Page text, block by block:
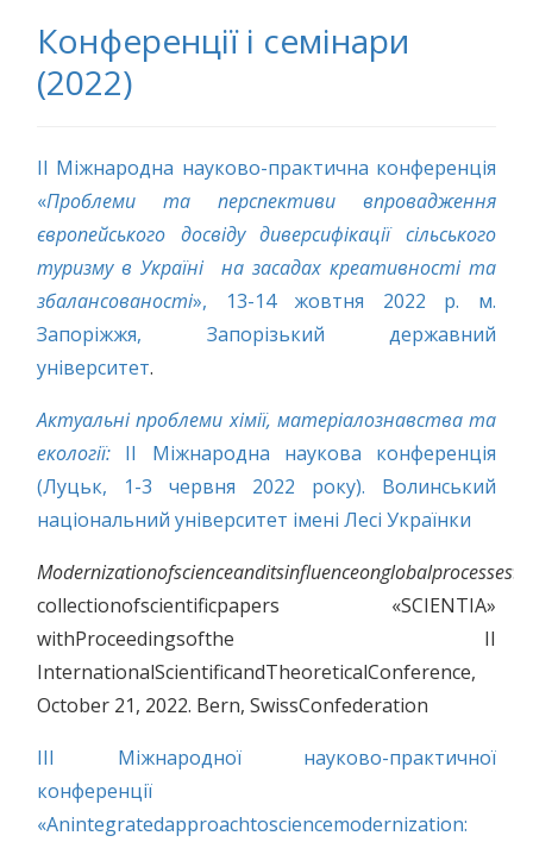
Конференції і семінари
(2022)
ІІ Міжнародна науково-практична конференція
«Проблеми та перспективи впровадження
європейського досвіду диверсифікації сільського
туризму в Україні на засадах креативності та
збалансованості», 13-14 жовтня 2022 р. м.
Запоріжжя, Запорізький державний
університет.
Актуальні проблеми хімії, матеріалознавства та
екології: ІІ Міжнародна наукова конференція
(Луцьк, 1-3 червня 2022 року). Волинський
національний університет імені Лесі Українки
Modernizationofscienceanditsinfluenceonglobalprocesses:
collectionofscientificpapers «SCIENTIA»
withProceedingsofthe II
InternationalScientificandTheoreticalConference,
October 21, 2022. Bern, SwissConfederation
ІІІ Міжнародної науково-практичної
конференції
«Anintegratedapproachtosciencemodernization: